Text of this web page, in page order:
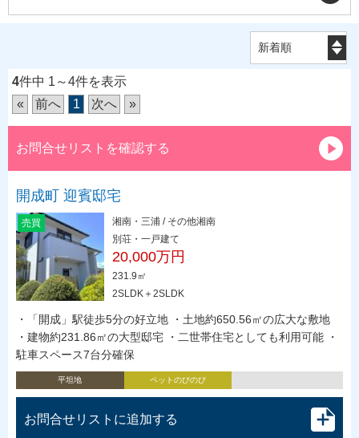
4件中 1～4件を表示
«
前へ 1 次へ »
お問合せリストを確認する
開成町 迎賓邸宅
売買
湘南・三浦 / その他湘南
別荘・一戸建て
20,000万円
231.9㎡
2SLDK＋2SLDK
・「開成」駅徒歩5分の好立地 ・土地約650.56㎡の広大な敷地
・建物約231.86㎡の大型邸宅 ・二世帯住宅としても利用可能 ・
駐車スペース7台分確保
平坦地 ペットのびのび
お問合せリストに追加する